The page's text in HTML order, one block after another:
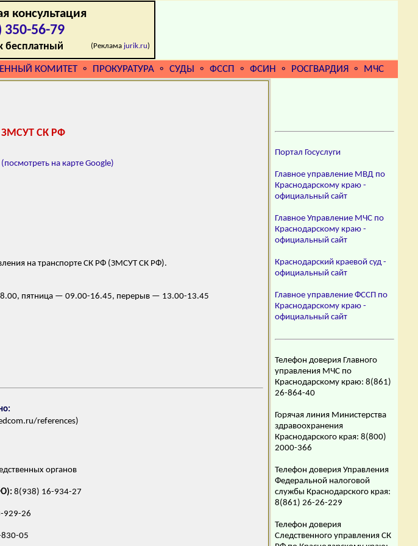
консультация
350-56-79
бесплатный (Реклама jurik.ru)
КОМИТЕТ ⚬ ПРОКУРАТУРА ⚬ СУДЫ ⚬ ФССП ⚬ ФСИН ⚬ РОСГВАРДИЯ ⚬ МЧС
ЗМСУТ СК РФ
(посмотреть на карте Google)
на транспорте СК РФ (ЗМСУТ СК РФ).
пятница — 09.00-16.45, перерыв — 13.00-13.45
references)
органов
8(938) 16-934-27
929-26
05
Портал Госуслуги
Главное управление МВД по
Краснодарскому краю -
официальный сайт
Главное Управление МЧС по
Краснодарскому краю -
официальный сайт
Краснодарский краевой суд -
официальный сайт
Главное управление ФССП по
Краснодарскому краю -
официальный сайт
Телефон доверия Главного
управления МЧС по
Краснодарскому краю: 8(861)
26-864-40
Горячая линия Министерства
здравоохранения
Краснодарского края: 8(800)
2000-366
Телефон доверия Управления
Федеральной налоговой
службы Краснодарского края:
8(861) 26-26-229
Телефон доверия
Следственного управления СК